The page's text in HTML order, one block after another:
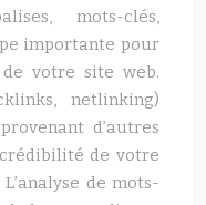
mots-clés,
importante pour
votre site web.
netlinking)
d’autres
de votre
de mots-